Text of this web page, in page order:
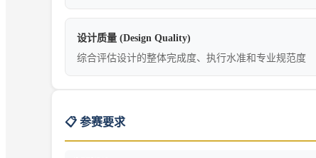
设计质量 (Design Quality)
综合评估设计的整体完成度、执行水准和专业规范度
📋 参赛要求